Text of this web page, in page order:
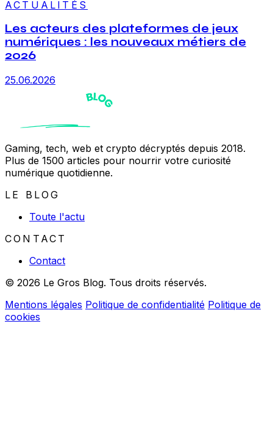
ACTUALITÉS
Les acteurs des plateformes de jeux
numériques : les nouveaux métiers de
2026
25.06.2026
Gaming, tech, web et crypto décryptés depuis 2018.
Plus de 1500 articles pour nourrir votre curiosité
numérique quotidienne.
LE BLOG
Toute l'actu
CONTACT
Contact
© 2026 Le Gros Blog. Tous droits réservés.
Mentions légales Politique de confidentialité Politique de
cookies